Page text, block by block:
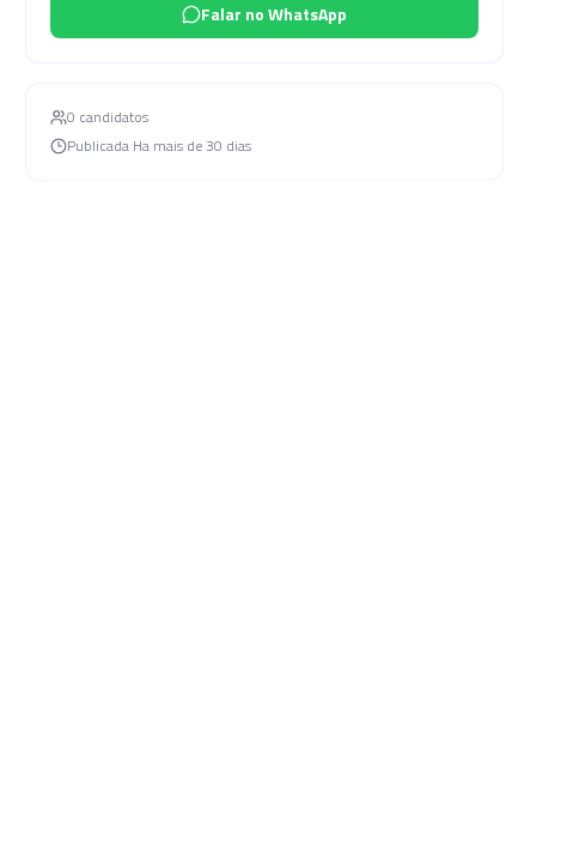
Falar no WhatsApp
0 candidatos
Publicada Ha mais de 30 dias